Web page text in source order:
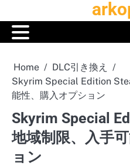
to
content
Home
DLC引き換え
Skyrim Special Edition
能性、購入オプション
Skyrim Special
地域制限、入手
ョン